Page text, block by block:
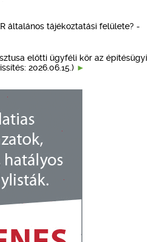
általános tájékoztatási felülete? -
előtti ügyféli kör az építésügyi
2026.06.15.)